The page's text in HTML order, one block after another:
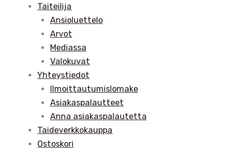
Taiteilija
Ansioluettelo
Arvot
Mediassa
Valokuvat
Yhteystiedot
Ilmoittautumislomake
Asiakaspalautteet
Anna asiakaspalautetta
Taideverkkokauppa
Ostoskori